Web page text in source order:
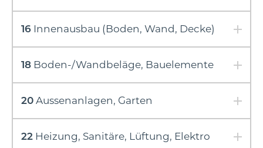
16 Innenausbau (Boden, Wand, Decke)
18 Boden-/Wandbeläge, Bauelemente
20 Aussenanlagen, Garten
22 Heizung, Sanitäre, Lüftung, Elektro